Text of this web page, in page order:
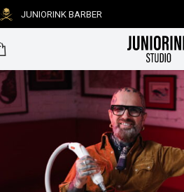
JUNIORINK BARBER